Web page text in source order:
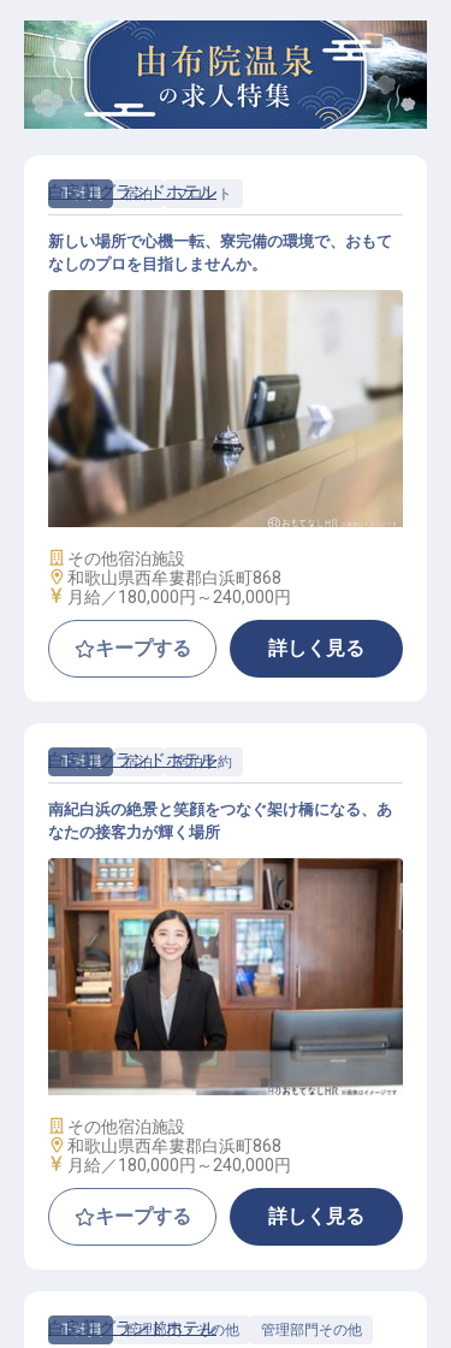
正社員 宿泊 フロント
フロントスタッフ
白良荘グランドホテル
新しい場所で心機一転、寮完備の環境で、おもて
なしのプロを目指しませんか。
施設業態
その他宿泊施設
勤務地
和歌山県西牟婁郡白浜町868
給与
月給／180,000円～ 240,000円
キープする 詳しく見る
正社員 宿泊 宿泊予約
客室販売・予約スタッフ
白良荘グランドホテル
南紀白浜の絶景と笑顔をつなぐ架け橋になる、あ
なたの接客力が輝く場所
施設業態
その他宿泊施設
勤務地
和歌山県西牟婁郡白浜町868
給与
月給／180,000円～ 240,000円
キープする 詳しく見る
正社員 管理部門・その他 管理部門その他
白良荘グランドホテル